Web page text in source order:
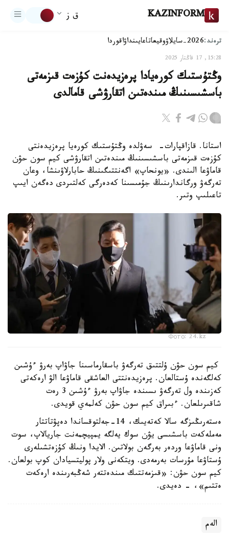
KAZINFORM ق ز
ترەند:2026-سايلاۋ وقيعاتاعايىنداۋاقوردا
15:28, 17 قاڭتار 2025
وڭتۇستىك كورەيادا پرەزيدەنت كۇزەت قىزمەتى
باسشىسىنىڭ مىندەتىن اتقارۋشى قامالدى
استانا. قازاقپارات- سەۋلدە وڭتۇستىك كورەيا پرەزيدەنتى
كۇزەت قىزمەتى باسشىسىنىڭ مىندەتىن اتقارۋشى كيم سون حۋن
قاماۋعا الىندى. «يونحاپ» اگەنتتىگىنىڭ حابارلاۋىنشا، وعان
تەرگەۋ ورگاندارىنىڭ جۇمىسىنا كەدەرگى كەلتىردى دەگەن ايىپ
تاعىلىپ وتىر.
Фото: 24.kz
كيم سون حۋن ۇلتتىق تەرگەۋ باسقارماسىنا جاۋاپ بەرۋ ءۇشىن
كەلگەندە ۇستالعان. پرەزيدەنتتى العاشقى قاماۋعا الۋ ارەكەتى
كەزىندە ول تەرگەۋ ىسىندە جاۋاپ بەرۋ ءۇشىن 3 رەت
شاقىرىلعان. ءبىراق كيم سون حۋن كەلمەي قويدى.
ەستەرىڭىزگە سالا كەتەيىك، 14-جەلتوقساندا دەپۋتاتتار
مەملەكەت باسشىسى يۋن سوك يەلگە يمپيچمەنت جاريالاپ، سوت
ونى قاماۋعا وردەر بەرگەن بولاتىن. الايدا ونىڭ كۇزەتشىلەرى
ۇستاۋعا مۇرسات بەرمەدى. ويتكەنى ولار پوليتسيادان كوپ بولعان.
كيم سون حۋن: «قىزمەتتىك مىندەتتەر شەڭبەرىندە ارەكەت
ەتتىم»، - دەيدى.
الەم